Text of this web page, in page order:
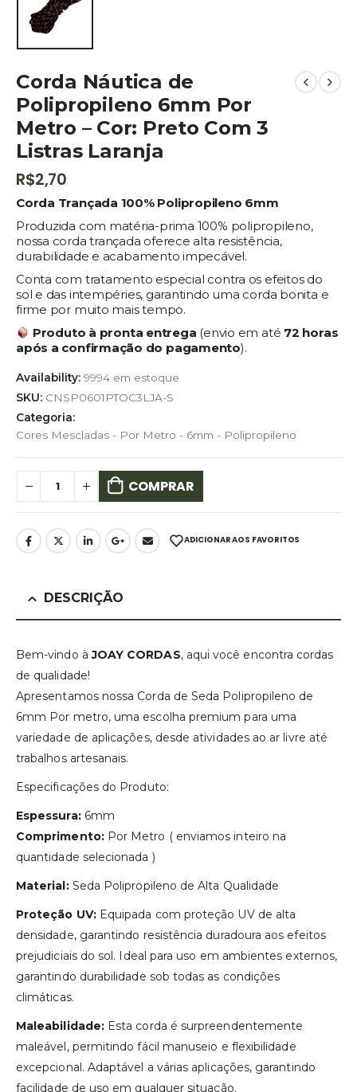
Corda Náutica de
Polipropileno 6mm Por
Metro – Cor: Preto Com 3
Listras Laranja
R$2,70
Corda Trançada 100% Polipropileno 6mm
Produzida com matéria-prima 100% polipropileno,
nossa corda trançada oferece alta resistência,
durabilidade e acabamento impecável.
Conta com tratamento especial contra os efeitos do
sol e das intempéries, garantindo uma corda bonita e
firme por muito mais tempo.
Produto à pronta entrega (envio em até 72 horas
após a confirmação do pagamento).
Availability: 9994 em estoque
SKU: CNSP0601PTOC3LJA-S
Categoria:
Cores Mescladas - Por Metro - 6mm - Polipropileno
COMPRAR
ADICIONAR AOS FAVORITOS
DESCRIÇÃO
Bem-vindo àJOAY CORDAS, aqui você encontra cordas
de qualidade!
Apresentamos nossa Corda de Seda Polipropileno de
6mm Por metro, uma escolha premium para uma
variedade de aplicações, desde atividades ao ar livre até
trabalhos artesanais.
Especificações do Produto:
Espessura:6mm
Comprimento:Por Metro ( enviamos inteiro na
quantidade selecionada )
Material:Seda Polipropileno de Alta Qualidade
Proteção UV:Equipada com proteção UV de alta
densidade, garantindo resistência duradoura aos efeitos
prejudiciais do sol. Ideal para uso em ambientes externos,
garantindo durabilidade sob todas as condições
climáticas.
Maleabilidade:Esta corda é surpreendentemente
maleável, permitindo fácil manuseio e flexibilidade
excepcional. Adaptável a várias aplicações, garantindo
facilidade de uso em qualquer situação.